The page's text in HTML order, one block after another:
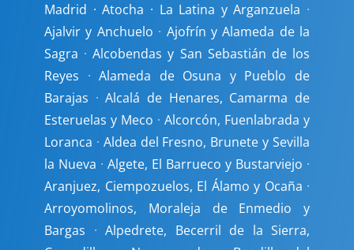
Madrid · Atocha · La Latina y Arganzuela ·
Ajalvir y Anchuelo · Ajofrín y Alameda de la
Sagra ·Alcobendas y San Sebastián de los
Reyes ·Alameda de Osuna y Pueblo de
Barajas ·Alcalá de Henares, Camarma de
Esteruelas y Meco · Alcorcón, Fuenlabrada y
Loranca · Aldea del Fresno, Brunete y Sevilla
la Nueva · Algete, El Barrueco y Bustarviejo ·
Aranjuez, Ciempozuelos, El Álamo y Ocaña ·
Arroyomolinos, Moraleja de Enmedio y
Bargas · Alpedrete, Becerril de la Sierra,